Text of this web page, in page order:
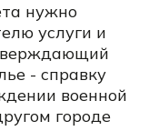
нужно
услуги и
- справку
военной
городе